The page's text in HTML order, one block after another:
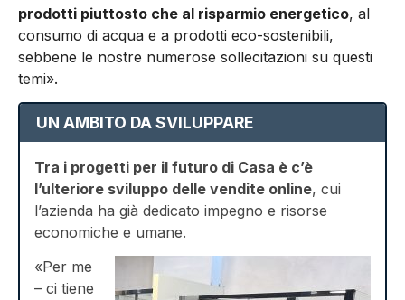
prodotti piuttosto che al risparmio energetico, al
consumo di acqua e a prodotti eco-sostenibili,
sebbene le nostre numerose sollecitazioni su questi
temi».
UN AMBITO DA SVILUPPARE
Tra i progetti per il futuro di Casa è c’è
l’ulteriore sviluppo delle vendite online, cui
l’azienda ha già dedicato impegno e risorse
economiche e umane.
«Per me
– ci tiene